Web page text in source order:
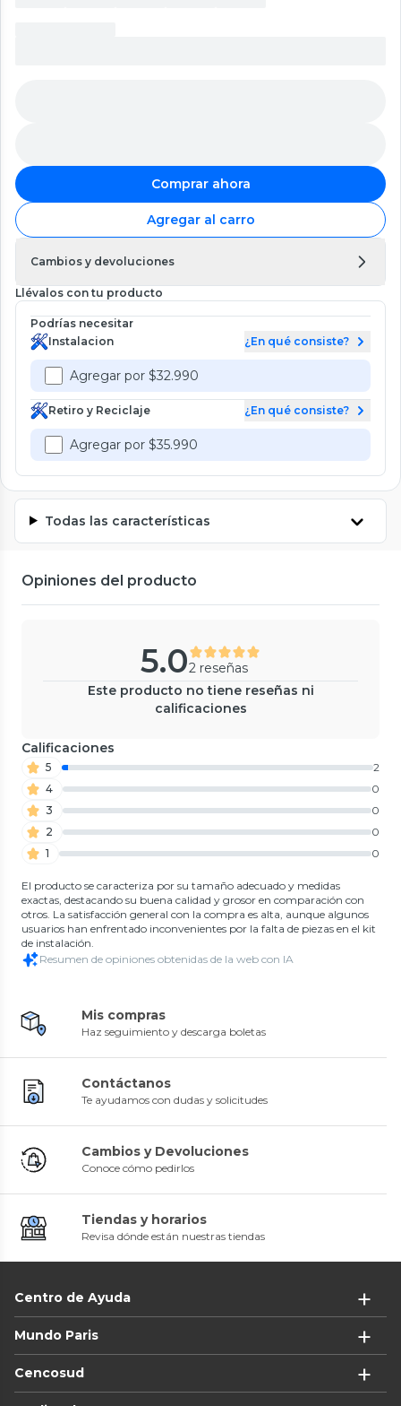
Comprar ahora
Agregar al carro
Cambios y devoluciones
Llévalos con tu producto
Podrías necesitar
Instalacion
¿En qué consiste?
Agregar por $32.990
Retiro y Reciclaje ¿En qué consiste?
Agregar por $35.990
Todas las características
Opiniones del producto
5.02 reseñas
Este producto no tiene reseñas ni
calificaciones
Calificaciones
5
2
4
0
3
0
2
0
1
0
El producto se caracteriza por su tamaño adecuado y medidas
exactas, destacando su buena calidad y grosor en comparación con
otros. La satisfacción general con la compra es alta, aunque algunos
usuarios han enfrentado inconvenientes por la falta de piezas en el kit
de instalación.
Resumen de opiniones obtenidas de la web con IA
Mis compras
Haz seguimiento y descarga boletas
Contáctanos
Te ayudamos con dudas y solicitudes
Cambios y Devoluciones
Conoce cómo pedirlos
Tiendas y horarios
Revisa dónde están nuestras tiendas
Centro de Ayuda
Mundo Paris
Cencosud